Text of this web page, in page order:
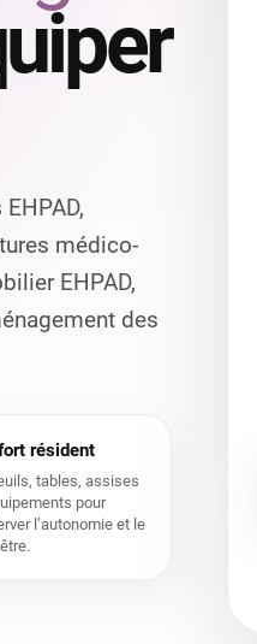
médico-
EHPAD,
des
résident
tables, assises
pour
l’autonomie et le